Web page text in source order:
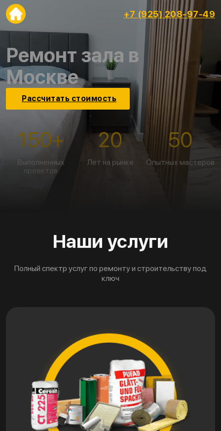
+7 (925) 208-97-49
Ремонт зала в
Москве
Рассчитать стоимость
150+
Выполненных
проектов
20
Лет на рынке
50
Опытных мастеров
Наши услуги
Полный спектр услуг по ремонту и строительству под
ключ